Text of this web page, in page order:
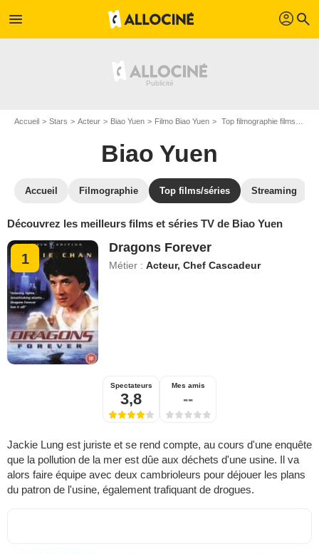
menu profil search
Accueil Stars Acteur Biao Yuen Filmo Biao Yuen Top filmographie films de Biao Yuen
Biao Yuen
Accueil Filmographie Top films/séries Streaming
Découvrez les meilleurs films et séries TV de Biao Yuen
1
Dragons Forever
Métier :Acteur, Chef Cascadeur
Spectateurs
3,8
Mes amis
--
Jackie Lung est juriste et se rend compte, au cours d'une enquête
que la pollution de la mer est dûe aux déchets d'une usine. Il va
alors faire équipe avec deux cambrioleurs pour déjouer les plans
du patron de l'usine, également trafiquant de drogues.